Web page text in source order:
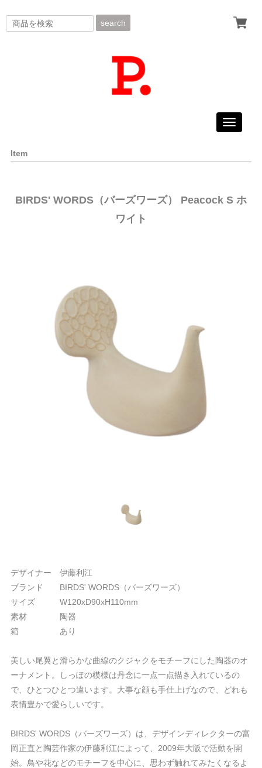
search
Toggle
Item
BIRDS' WORDS（バーズワーズ） Peacock S ホ
ワイト
デザイナー 伊藤利江
ブランド BIRDS' WORDS（バーズワーズ）
サイズ W120xD90xH110mm
素材 陶器
箱 あり
美しい尾翼と滑らかな曲線のクジャクをモチーフにした陶器のオ
ーナメント。しっぽの模様は丹念に一点一点描き入れているの
で、ひとつひとつ違います。大事な顔も手仕上げなので、どれも
表情豊かで愛らしいです。
BIRDS' WORDS（バーズワーズ）は、デザインディレクターの富
岡正直と陶芸作家の伊藤利江によって、2009年大阪で活動を開
始。鳥や花などのモチーフを中心に、思わず触れてみたくなるよ